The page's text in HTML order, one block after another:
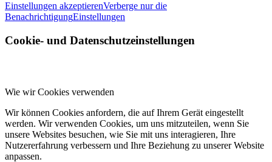
Einstellungen akzeptierenVerberge nur die
BenachrichtigungEinstellungen
Cookie- und Datenschutzeinstellungen
Wie wir Cookies verwenden
Wir können Cookies anfordern, die auf Ihrem Gerät eingestellt
werden. Wir verwenden Cookies, um uns mitzuteilen, wenn Sie
unsere Websites besuchen, wie Sie mit uns interagieren, Ihre
Nutzererfahrung verbessern und Ihre Beziehung zu unserer Website
anpassen.